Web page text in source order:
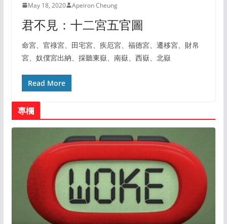
May 18, 2020 Apeiron Cheung
君不見：十二宮五官圖
命宮、官祿宮、田宅宮、疾厄宮、福德宮、遷移宮、財帛
宮、奴僕宮出納、採聽東嶽、南嶽、西嶽、北嶽
Read More
專欄